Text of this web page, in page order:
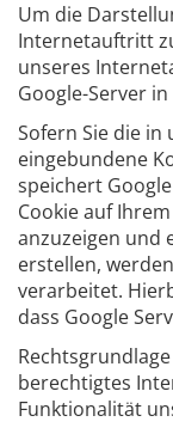
Um die
Internetauftritt
unseres
Google-Server
Sofern Sie die
eingebundene
speichert
Cookie auf
anzuzeigen und
erstellen,
verarbeitet.
dass Google
berechtigtes
Funktionalität